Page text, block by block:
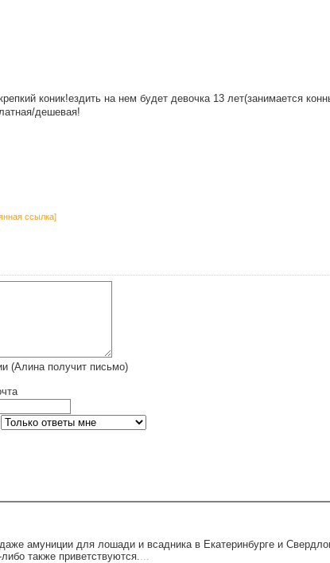
коник!ездить на нем будет девочка 13 лет(занимается
дешевая!
ссылка]
(Алина получит письмо)
амуниции для лошади и всадника в Екатеринбурге и
также приветствуются.